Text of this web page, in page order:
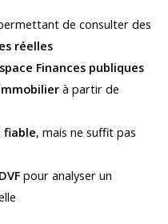
de consulter des
réelles
Finances publiques
à partir de
, mais ne suffit pas
DVFpour analyser un